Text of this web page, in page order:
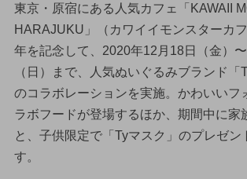
東京・原宿にある人気カフェ「KAWAII
HARAJUKU」（カワイイモンスターカ
年を記念して、2020年12月18日（金）
（日）まで、人気ぬいぐるみブランド「
のコラボレーションを実施。かわいいフ
ラボフードが登場するほか、期間中に家
と、子供限定で「Tyマスク」のプレゼン
す。